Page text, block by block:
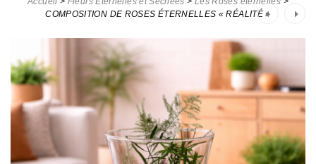
COMPOSITION DE ROSES ÉTERNELLES « RÉALITÉ »
Post
navigation